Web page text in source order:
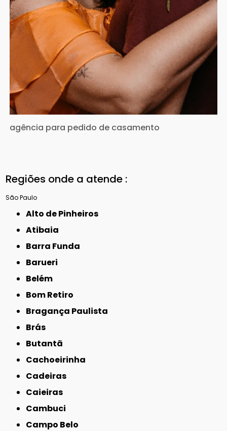
agência para pedido de casamento
Regiões onde a atende :
São Paulo
Alto de Pinheiros
Atibaia
Barra Funda
Barueri
Belém
Bom Retiro
Bragança Paulista
Brás
Butantã
Cachoeirinha
Cadeiras
Caieiras
Cambuci
Campo Belo